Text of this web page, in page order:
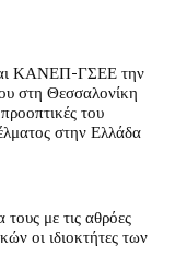
ΚΑΝΕΠ-ΓΣΕΕ την
στη Θεσσαλονίκη
του
στην Ελλάδα
με τις αθρόες
οι ιδιοκτήτες των